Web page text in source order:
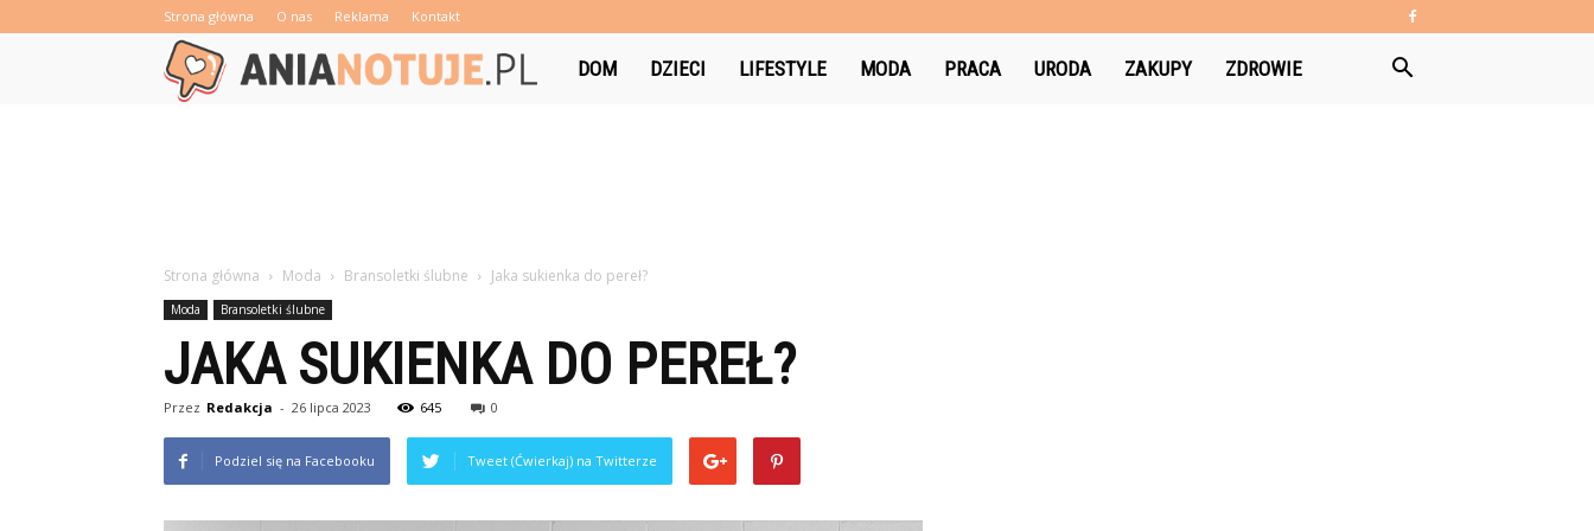
Strona główna O nas Reklama Kontakt
AniaNotuje.pl
DOM DZIECI LIFESTYLE MODA PRACA URODA ZAKUPY ZDROWIE
Strona główna Moda Bransoletki ślubne Jaka sukienka do pereł?
Moda Bransoletki ślubne
JAKA SUKIENKA DO PEREŁ?
Przez Redakcja - 26 lipca 2023 645 0
Podziel się na Facebooku Tweet (Ćwierkaj) na Twitterze